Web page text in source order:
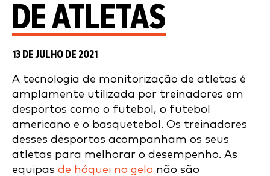
DE ATLETAS
13 DE JULHO DE 2021
A tecnologia de monitorização de atletas é
amplamente utilizada por treinadores em
desportos como o futebol, o futebol
americano e o basquetebol. Os treinadores
desses desportos acompanham os seus
atletas para melhorar o desempenho. As
equipas de hóquei no gelo não são